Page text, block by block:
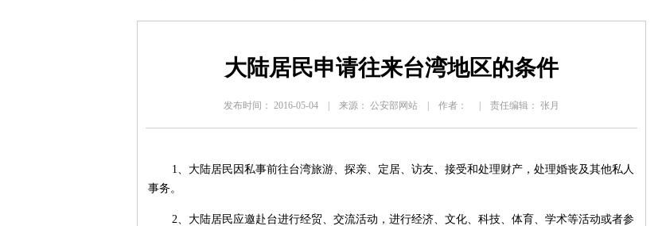
大陆居民申请往来台湾地区的条件
发布时间： 2016-05-04 | 来源： 公安部网站 | 作者： | 责任编辑： 张月
1、大陆居民因私事前往台湾旅游、探亲、定居、访友、接受和处理财产，处理婚丧及其他私人
事务。
2、大陆居民应邀赴台进行经贸、交流活动，进行经济、文化、科技、体育、学术等活动或者参